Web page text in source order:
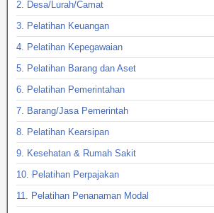
2. Desa/Lurah/Camat
3. Pelatihan Keuangan
4. Pelatihan Kepegawaian
5. Pelatihan Barang dan Aset
6. Pelatihan Pemerintahan
7. Barang/Jasa Pemerintah
8. Pelatihan Kearsipan
9. Kesehatan & Rumah Sakit
10. Pelatihan Perpajakan
11. Pelatihan Penanaman Modal